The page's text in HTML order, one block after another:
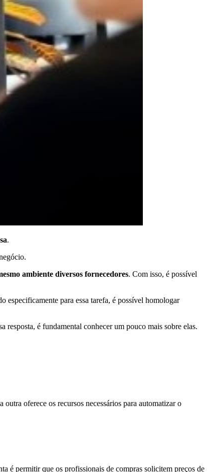
.
ambiente diversos fornecedores. Com isso, é possível
especificamente para essa tarefa, é possível homologar
resposta, é fundamental conhecer um pouco mais sobre elas.
oferece os recursos necessários para automatizar o
é permitir que os profissionais de compras solicitem preços de